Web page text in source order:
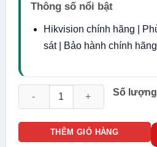
Thông số nổi bật
Hikvision chính hãng |
sát | Bảo hành chính hãng
Số lượng
Camera IP Hikvision DS-
THÊM GIỎ HÀNG